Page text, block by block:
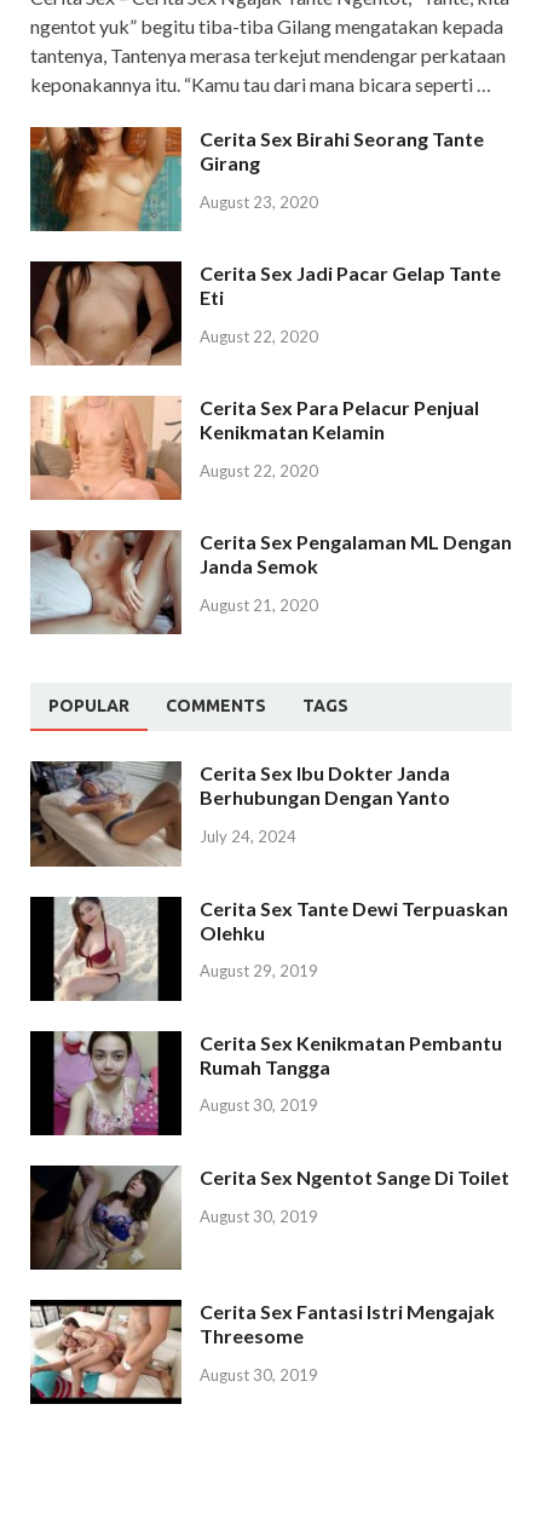
ngentot yuk” begitu tiba-tiba Gilang mengatakan kepada
tantenya, Tantenya merasa terkejut mendengar perkataan
keponakannya itu. “Kamu tau dari mana bicara seperti …
Cerita Sex Birahi Seorang Tante
Girang
August 23, 2020
Cerita Sex Jadi Pacar Gelap Tante
Eti
August 22, 2020
Cerita Sex Para Pelacur Penjual
Kenikmatan Kelamin
August 22, 2020
Cerita Sex Pengalaman ML Dengan
Janda Semok
August 21, 2020
POPULAR COMMENTS TAGS
Cerita Sex Ibu Dokter Janda
Berhubungan Dengan Yanto
July 24, 2024
Cerita Sex Tante Dewi Terpuaskan
Olehku
August 29, 2019
Cerita Sex Kenikmatan Pembantu
Rumah Tangga
August 30, 2019
Cerita Sex Ngentot Sange Di Toilet
August 30, 2019
Cerita Sex Fantasi Istri Mengajak
Threesome
August 30, 2019